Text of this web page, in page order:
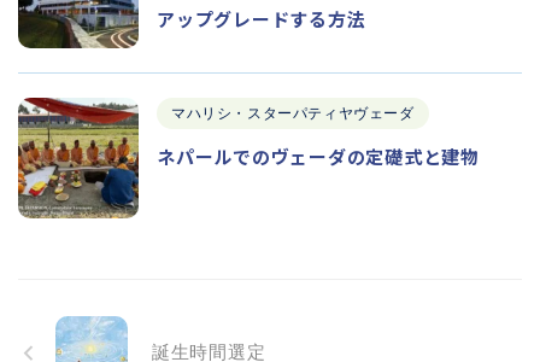
アップグレードする方法
マハリシ・スターパティヤヴェーダ
ネパールでのヴェーダの定礎式と建物
誕生時間選定